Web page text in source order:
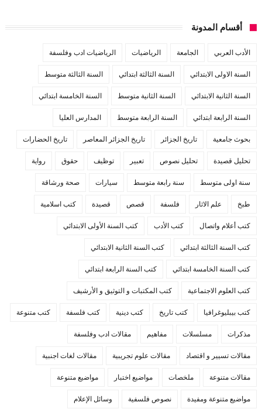
أقسام المدونة
الأدب العربي الجامعة الرياضيات الرياضيات ادب وفلسفة
السنة الاولى الابتدائي السنة الثالثة ابتدائي السنة الثالثة متوسط
السنة الثانية الابتدائي السنة الثانية متوسط السنة الخامسة ابتدائي
السنة الرابعة ابتدائي السنة الرابعة متوسط المدارس العليا
بحوث جامعية تاريخ الجزائر تاريخ الجزائر المعاصر تاريخ الحضارات
تحليل قصيدة تحليل نصوص تعبير توظيف حقوق رواية
سنة اولى متوسط سنة رابعة متوسط سيارات صحة ورشاقة
طبخ علم الاثار فلسفة قصص قصيدة كتب اسلامية
كتب أعلام واتصال كتب الأدب كتب السنة الأولى الابتدائي
كتب السنة الثالثة ابتدائي كتب السنة الثانية الابتدائي
كتب السنة الخامسة ابتدائي كتب السنة الرابعة ابتدائي
كتب العلوم الاجتماعية كتب المكتبات و التوثيق و الأرشيف
كتب بيبليوغرافيا كتب تاريخ كتب دينية كتب فلسفة كتب متنوعة
مذكرات مسلسلات مفاهيم مقالات ادب وفلسفة
مقالات تسيير و اقتصاد مقالات علوم تجريبية مقالات لغات اجنبية
مقالات متنوعة ملخصات مواضيع اختبار مواضيع متنوعة
مواضيع متنوعة ومفيدة نصوص فلسفية وسائل الإعلام